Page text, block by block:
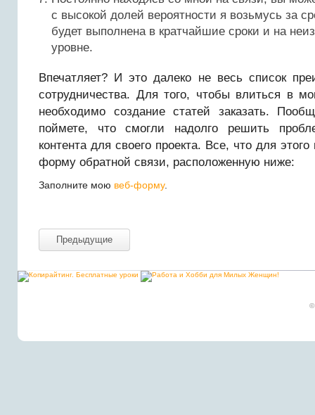
с высокой долей вероятности я возьмусь за
будет выполнена в кратчайшие сроки и на
уровне.
Впечатляет? И это далеко не весь список
сотрудничества. Для того, чтобы влиться в
необходимо создание статей заказать.
поймете, что смогли надолго решить
контента для своего проекта. Все, что для
форму обратной связи, расположенную ниже:
Заполните мою веб-форму.
Предыдущие
©